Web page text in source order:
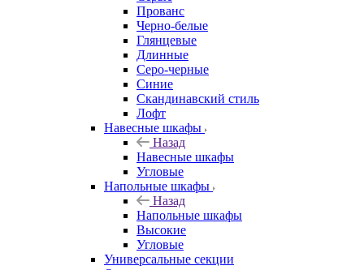
Прованс
Черно-белые
Глянцевые
Длинные
Серо-черные
Синие
Скандинавский стиль
Лофт
Навесные шкафы
Назад
Навесные шкафы
Угловые
Напольные шкафы
Назад
Напольные шкафы
Высокие
Угловые
Универсальные секции